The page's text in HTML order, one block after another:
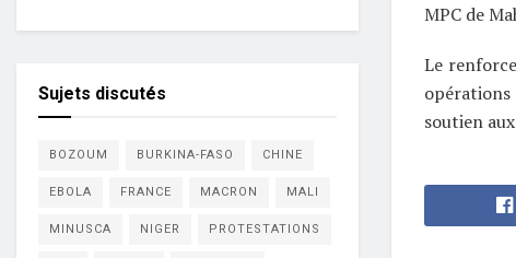
MPC de
Le
soutien
Sujets discutés
BOZOUM BURKINA-FASO CHINE
EBOLA FRANCE MACRON MALI
MINUSCA NIGER PROTESTATIONS